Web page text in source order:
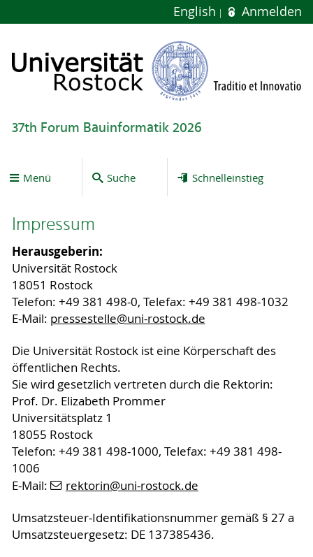
English Anmelden
37th Forum Bauinformatik 2026
Menü Suche Schnelleinstieg
Impressum
Herausgeberin:
Universität Rostock
18051 Rostock
Telefon: +49 381 498-0, Telefax: +49 381 498-1032
E-Mail: pressestelle@uni-rostock.de
Die Universität Rostock ist eine Körperschaft des
öffentlichen Rechts.
Sie wird gesetzlich vertreten durch die Rektorin:
Prof. Dr. Elizabeth Prommer
Universitätsplatz 1
18055 Rostock
Telefon: +49 381 498-1000, Telefax: +49 381 498-
1006
E-Mail:
rektorin@uni-rostock.de
Umsatzsteuer-Identifikationsnummer gemäß § 27 a
Umsatzsteuergesetz: DE 137385436.